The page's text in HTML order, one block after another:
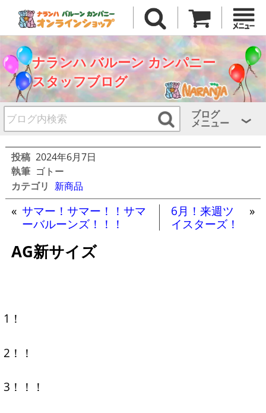
ナランハ バルーン カンパニー
スタッフブログ
ブログ
メニュー
投稿 2024年6月7日
執筆 ゴトー
カテゴリ 新商品
« サマー！サマー！！サマ
ーバルーンズ！！！
6月！来週ツ
イスターズ！
»
AG新サイズ
1！
2！！
3！！！